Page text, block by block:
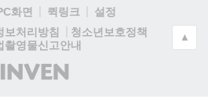
화면 퀵링크
설정
보처리방침
청소년보호정책
촬영물신고안내
(주)
인
▲